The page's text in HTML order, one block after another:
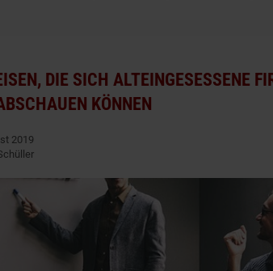
DIE SICH ALTEINGESESSENE
KÖNNEN
2019